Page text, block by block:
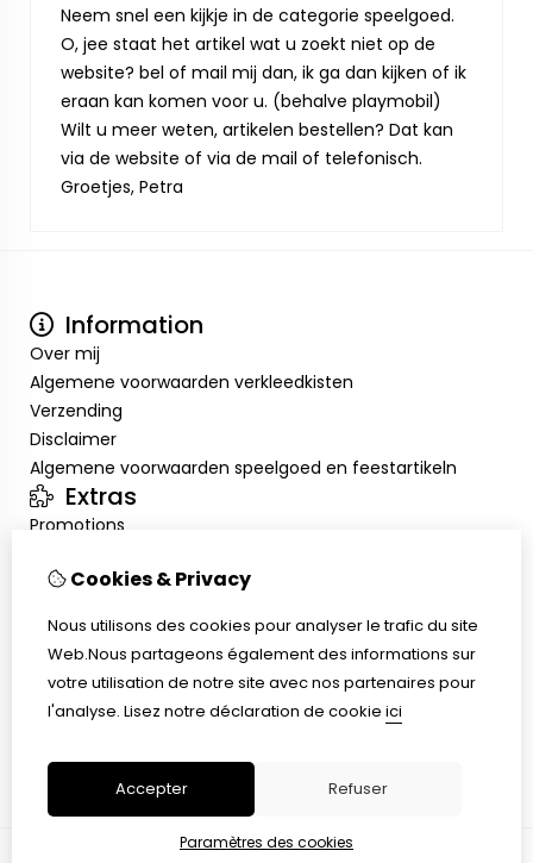
Neem snel een kijkje in de categorie speelgoed.
O, jee staat het artikel wat u zoekt niet op de
website? bel of mail mij dan, ik ga dan kijken of ik
eraan kan komen voor u. (behalve playmobil)
Wilt u meer weten, artikelen bestellen? Dat kan
via de website of via de mail of telefonisch.
Groetjes, Petra
Information
Over mij
Algemene voorwaarden verkleedkisten
Verzending
Disclaimer
Algemene voorwaarden speelgoed en feestartikeln
Extras
Promotions
Inloggen
Service client
Retour de marchandise
Cookies & Privacy
Nous utilisons des cookies pour analyser le trafic du site
Web.Nous partageons également des informations sur
votre utilisation de notre site avec nos partenaires pour
l'analyse. Lisez notre déclaration de cookie ici
Accepter Refuser
Paramètres des cookies